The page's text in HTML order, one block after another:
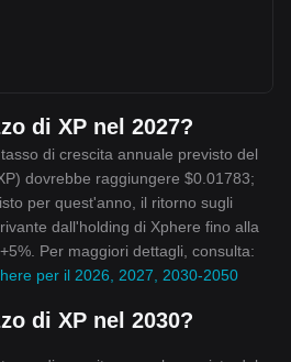
di XP nel 2027?
di crescita annuale previsto del
dovrebbe raggiungere $0.01783;
per quest'anno, il ritorno sugli
dall'holding di Xphere fino alla
Per maggiori dettagli, consulta:
per il 2026, 2027, 2030-2050
di XP nel 2030?